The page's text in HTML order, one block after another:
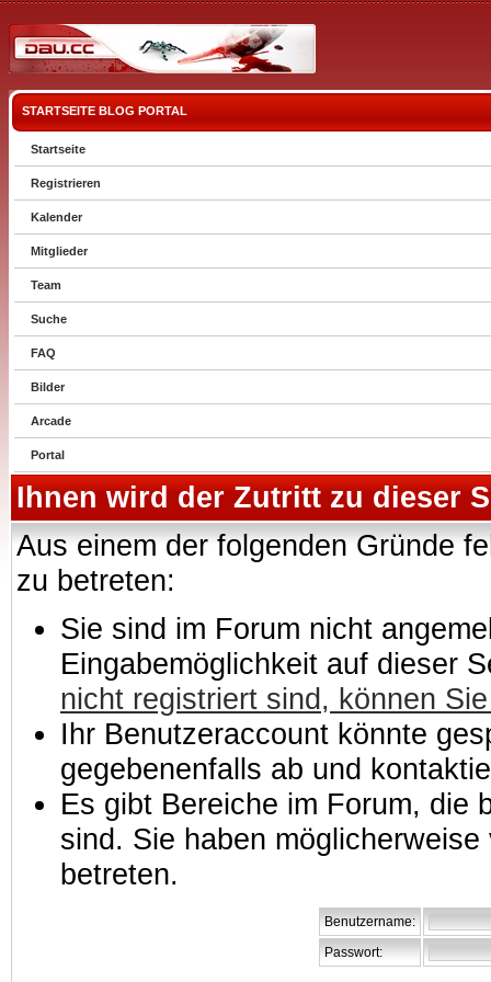
STARTSEITE BLOG PORTAL
Startseite
Registrieren
Kalender
Mitglieder
Team
Suche
FAQ
Bilder
Arcade
Portal
Ihnen wird der Zutritt zu dieser
Aus einem der folgenden Gründe
zu betreten:
Sie sind im Forum nicht
Eingabemöglichkeit auf dieser
nicht registriert sind, können
Ihr Benutzeraccount könnte
gegebenenfalls ab und
Es gibt Bereiche im Forum, die
sind. Sie haben
betreten.
Benutzername:
Passwort: